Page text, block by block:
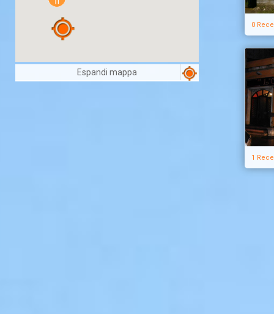
Espandi mappa
0
1